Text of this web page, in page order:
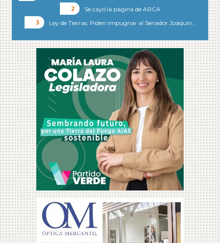
Se cayó la página de ARCA
Ley de Tierras: Piden impugnar al Senador Joaquín…